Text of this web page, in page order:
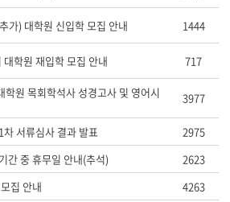
가) 대학원 신입학 모집 안내 1444
학원 재입학 모집 안내 717
학원 목회학석사 성경고사 및 영어시 3977
서류심사 결과 발표
2975
간 중 휴무일 안내(추석)
2623
집 안내
4263